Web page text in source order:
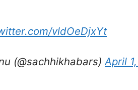
vldOeDjxYt
(@sachhikhabars)April